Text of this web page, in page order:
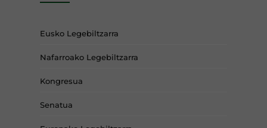
Eusko Legebiltzarra
Nafarroako Legebiltzarra
Kongresua
Senatua